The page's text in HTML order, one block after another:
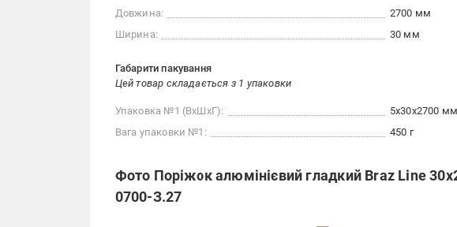
Довжина:
2700 мм
Ширина:
30 мм
Габарити пакування
Цей товар складається з 1 упаковки
Упаковка №1 (ВхШхГ):
5x30x2700 мм
Вага упаковки №1:
450 г
Фото Поріжок алюмінієвий гладкий Braz Line
0700-З.27